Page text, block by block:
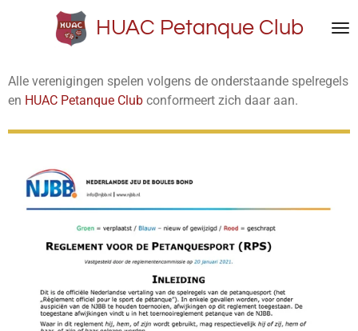
de
hoofdinhoud
HUAC Petanque Club
Alle verenigingen spelen volgens de onderstaande spelregels
en HUAC Petanque Club conformeert zich daar aan.